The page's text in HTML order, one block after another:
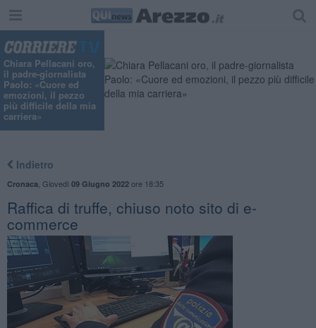
Chiara Pellacani oro,
il padre-giornalista
Paolo: «Cuore ed
emozioni, il pezzo
più difficile della mia
carriera»
Indietro
Cronaca Giovedì 09 Giugno 2022ore 18:35
Raffica di truffe, chiuso noto sito di e-
commerce